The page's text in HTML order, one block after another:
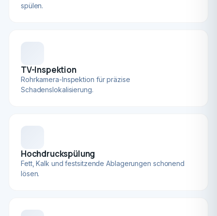
spülen.
TV-Inspektion
Rohrkamera-Inspektion für präzise
Schadenslokalisierung.
Hochdruckspülung
Fett, Kalk und festsitzende Ablagerungen schonend
lösen.